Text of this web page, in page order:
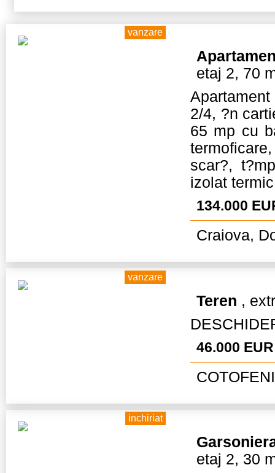
vanzare
etaj 2, 70
2/4, ?n
65 mp cu
scar?,
izolat
134.000
Craiova,
vanzare
Teren ,
46.000
inchiriat
etaj 2, 30